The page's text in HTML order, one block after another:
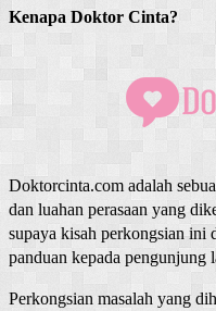
Kenapa Doktor Cinta?
Doktorcinta.com adalah
dan luahan perasaan yang
supaya kisah perkongsian ini
panduan kepada pengunjung
Perkongsian masalah yang